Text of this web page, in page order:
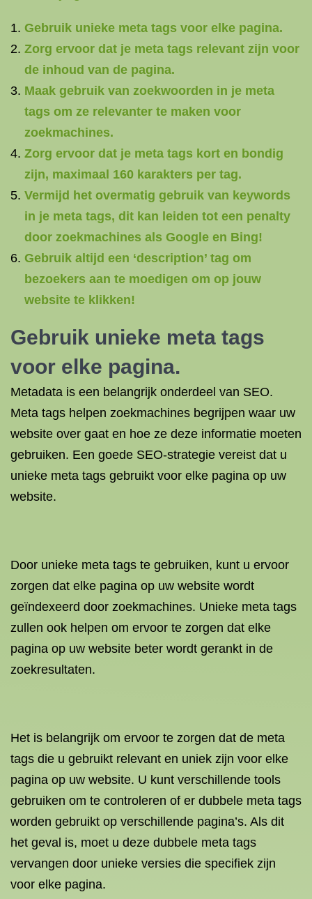
Gebruik unieke meta tags voor elke pagina.
Zorg ervoor dat je meta tags relevant zijn voor
de inhoud van de pagina.
Maak gebruik van zoekwoorden in je meta
tags om ze relevanter te maken voor
zoekmachines.
Zorg ervoor dat je meta tags kort en bondig
zijn, maximaal 160 karakters per tag.
Vermijd het overmatig gebruik van keywords
in je meta tags, dit kan leiden tot een penalty
door zoekmachines als Google en Bing!
Gebruik altijd een ‘description’ tag om
bezoekers aan te moedigen om op jouw
website te klikken!
Gebruik unieke meta tags
voor elke pagina.
Metadata is een belangrijk onderdeel van SEO.
Meta tags helpen zoekmachines begrijpen waar uw
website over gaat en hoe ze deze informatie moeten
gebruiken. Een goede SEO-strategie vereist dat u
unieke meta tags gebruikt voor elke pagina op uw
website.
Door unieke meta tags te gebruiken, kunt u ervoor
zorgen dat elke pagina op uw website wordt
geïndexeerd door zoekmachines. Unieke meta tags
zullen ook helpen om ervoor te zorgen dat elke
pagina op uw website beter wordt gerankt in de
zoekresultaten.
Het is belangrijk om ervoor te zorgen dat de meta
tags die u gebruikt relevant en uniek zijn voor elke
pagina op uw website. U kunt verschillende tools
gebruiken om te controleren of er dubbele meta tags
worden gebruikt op verschillende pagina’s. Als dit
het geval is, moet u deze dubbele meta tags
vervangen door unieke versies die specifiek zijn
voor elke pagina.